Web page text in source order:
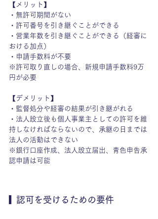
【メリット】
・無許可期間がない
・許可番号を引き継ぐことができる
・営業年数を引き継ぐことができる（経審に
おける加点）
・申請手数料が不要
※許可取り直しの場合、新規申請手数料9万
円が必要
【デメリット】
・監督処分や経審の結果が引き継がれる
・法人設立後も個人事業主としての許可を維
持しなければならないので、承継の日までは
法人の活動はできない
※銀行口座作成、法人設立届出、青色申告承
認申請は可能
  認可を受けるための要件